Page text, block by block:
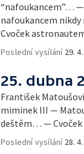
“nafoukancem”…
nafoukancem
Cvoček
Poslední vysílání 29.
25. dubna
František
miminek III —
deštěm… —
Poslední vysílání 28.